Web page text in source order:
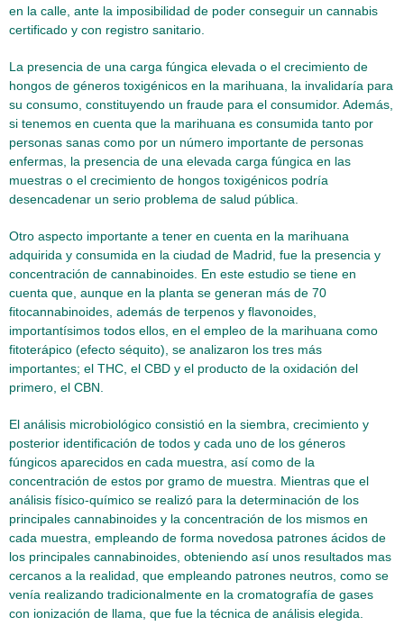
en la calle, ante la imposibilidad de poder conseguir un cannabis
certificado y con registro sanitario.
La presencia de una carga fúngica elevada o el crecimiento de
hongos de géneros toxigénicos en la marihuana, la invalidaría para
su consumo, constituyendo un fraude para el consumidor. Además,
si tenemos en cuenta que la marihuana es consumida tanto por
personas sanas como por un número importante de personas
enfermas, la presencia de una elevada carga fúngica en las
muestras o el crecimiento de hongos toxigénicos podría
desencadenar un serio problema de salud pública.
Otro aspecto importante a tener en cuenta en la marihuana
adquirida y consumida en la ciudad de Madrid, fue la presencia y
concentración de cannabinoides. En este estudio se tiene en
cuenta que, aunque en la planta se generan más de 70
fitocannabinoides, además de terpenos y flavonoides,
importantísimos todos ellos, en el empleo de la marihuana como
fitoterápico (efecto séquito), se analizaron los tres más
importantes; el THC, el CBD y el producto de la oxidación del
primero, el CBN.
El análisis microbiológico consistió en la siembra, crecimiento y
posterior identificación de todos y cada uno de los géneros
fúngicos aparecidos en cada muestra, así como de la
concentración de estos por gramo de muestra. Mientras que el
análisis físico-químico se realizó para la determinación de los
principales cannabinoides y la concentración de los mismos en
cada muestra, empleando de forma novedosa patrones ácidos de
los principales cannabinoides, obteniendo así unos resultados mas
cercanos a la realidad, que empleando patrones neutros, como se
venía realizando tradicionalmente en la cromatografía de gases
con ionización de llama, que fue la técnica de análisis elegida.